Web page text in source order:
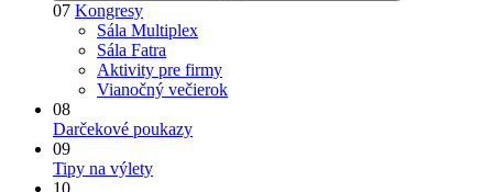
07 Kongresy
Sála Multiplex
Sála Fatra
Aktivity pre firmy
Vianočný večierok
08
Darčekové poukazy
09
Tipy na výlety
10